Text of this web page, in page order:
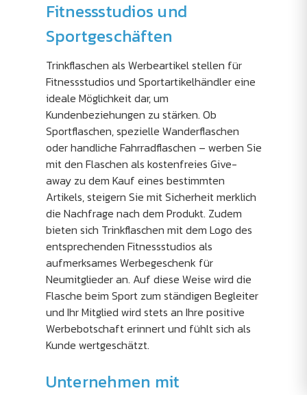
Fitnessstudios und
Sportgeschäften
Trinkflaschen als Werbeartikel stellen für
Fitnessstudios und Sportartikelhändler eine
ideale Möglichkeit dar, um
Kundenbeziehungen zu stärken. Ob
Sportflaschen, spezielle Wanderflaschen
oder handliche Fahrradflaschen – werben Sie
mit den Flaschen als kostenfreies Give-
away zu dem Kauf eines bestimmten
Artikels, steigern Sie mit Sicherheit merklich
die Nachfrage nach dem Produkt. Zudem
bieten sich Trinkflaschen mit dem Logo des
entsprechenden Fitnessstudios als
aufmerksames Werbegeschenk für
Neumitglieder an. Auf diese Weise wird die
Flasche beim Sport zum ständigen Begleiter
und Ihr Mitglied wird stets an Ihre positive
Werbebotschaft erinnert und fühlt sich als
Kunde wertgeschätzt.
Unternehmen mit